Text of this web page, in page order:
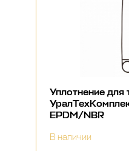
Уплотнение для
EPDM/NBR
В наличии